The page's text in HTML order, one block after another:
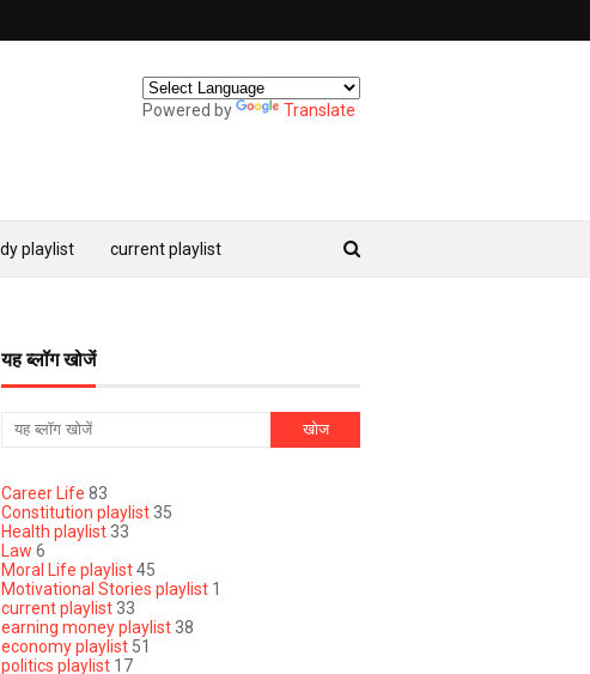
Powered by Translate
playlist current playlist
यह ब्लॉग खोजें
Career Life 83
Constitution playlist 35
Health playlist 33
Law 6
Moral Life playlist45
Motivational Stories playlist 1
current playlist 33
earning money playlist 38
economy playlist 51
politics playlist 17